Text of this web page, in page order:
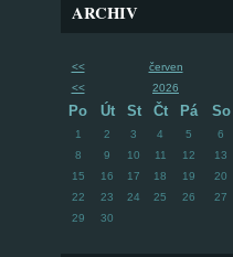
ARCHIV
<<
červen
<<
2026
Po Út St Čt Pá So
1 2 3 4 5
6
8
9 10 11 12
13
15
16 17 18 19
20
22
23 24 25 26
27
29
30